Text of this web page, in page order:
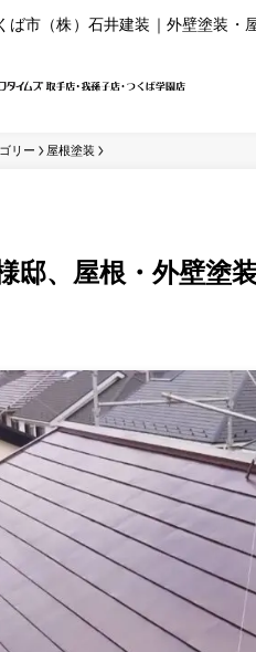
ば市（株）⽯井建装｜外壁塗装・
リー 屋根塗装
邸、屋根・外壁塗